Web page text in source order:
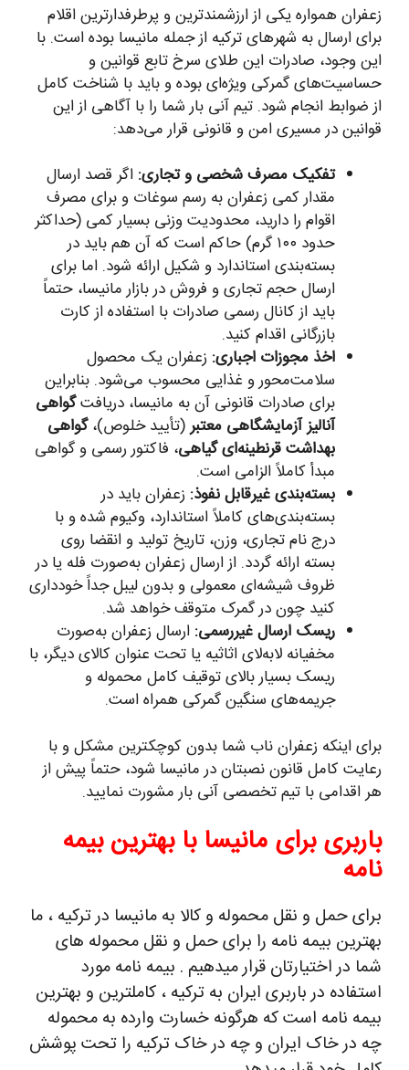
زعفران همواره یکی از ارزشمندترین و پرطرفدارترین اقلام
برای ارسال به شهرهای ترکیه از جمله مانیسا بوده است. با
این وجود، صادرات این طلای سرخ تابع قوانین و
حساسیت‌های گمرکی ویژه‌ای بوده و باید با شناخت کامل
از ضوابط انجام شود. تیم آنی بار شما را با آگاهی از این
قوانین در مسیری امن و قانونی قرار می‌دهد:
تفکیک مصرف شخصی و تجاری: اگر قصد ارسال
مقدار کمی زعفران به رسم سوغات و برای مصرف
اقوام را دارید، محدودیت وزنی بسیار کمی (حداکثر
حدود ۱۰۰ گرم) حاکم است که آن هم باید در
بسته‌بندی استاندارد و شکیل ارائه شود. اما برای
ارسال حجم تجاری و فروش در بازار مانیسا، حتماً
باید از کانال رسمی صادرات با استفاده از کارت
بازرگانی اقدام کنید.
اخذ مجوزات اجباری: زعفران یک محصول
سلامت‌محور و غذایی محسوب می‌شود. بنابراین
برای صادرات قانونی آن به مانیسا، دریافتگواهی
آنالیز آزمایشگاهی معتبر(تأیید خلوص)،گواهی
بهداشت قرنطینه‌ای گیاهی، فاکتور رسمی و گواهی
مبدأ کاملاً الزامی است.
بسته‌بندی غیرقابل نفوذ: زعفران باید در
بسته‌بندی‌های کاملاً استاندارد، وکیوم شده و با
درج نام تجاری، وزن، تاریخ تولید و انقضا روی
بسته ارائه گردد. از ارسال زعفران به‌صورت فله یا در
ظروف شیشه‌ای معمولی و بدون لیبل جداً خودداری
کنید چون در گمرک متوقف خواهد شد.
ریسک ارسال غیررسمی: ارسال زعفران به‌صورت
مخفیانه لابه‌لای اثاثیه یا تحت عنوان کالای دیگر، با
ریسک بسیار بالای توقیف کامل محموله و
جریمه‌های سنگین گمرکی همراه است.
برای اینکه زعفران ناب شما بدون کوچکترین مشکل و با
رعایت کامل قانون نصبتان در مانیسا شود، حتماً پیش از
هر اقدامی با تیم تخصصی آنی بار مشورت نمایید.
باربری برای مانیسا با بهترین بیمه
نامه
برای حمل و نقل محموله و کالا به مانیسا در ترکیه ، ما
بهترین بیمه نامه را برای حمل و نقل محموله های
شما در اختیارتان قرار میدهیم . بیمه نامه مورد
استفاده در باربری ایران به ترکیه ، کاملترین و بهترین
بیمه نامه است که هرگونه خسارت وارده به محموله
چه در خاک ایران و چه در خاک ترکیه را تحت پوشش